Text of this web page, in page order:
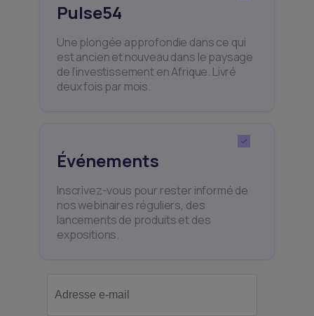
Pulse54
Une plongée approfondie dans ce qui
est ancien et nouveau dans le paysage
de l’investissement en Afrique. Livré
deux fois par mois.
Événements
Inscrivez-vous pour rester informé de
nos webinaires réguliers, des
lancements de produits et des
expositions.